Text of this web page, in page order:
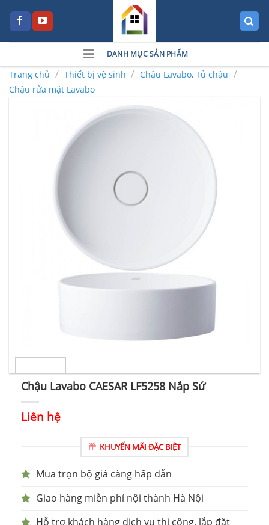
DANH MỤC SẢN PHẨM
Trang chủ / Thiết bị vệ sinh / Chậu Lavabo, Tủ chậu /
Chậu rửa mặt Lavabo
Chậu Lavabo CAESAR LF5258 Nắp Sứ
Liên hệ
KHUYẾN MÃI ĐẶC BIỆT
Mua trọn bộ giá càng hấp dẫn
Giao hàng miễn phí nội thành Hà Nội
Hỗ trợ khách hàng dịch vụ thi công, lắp đặt